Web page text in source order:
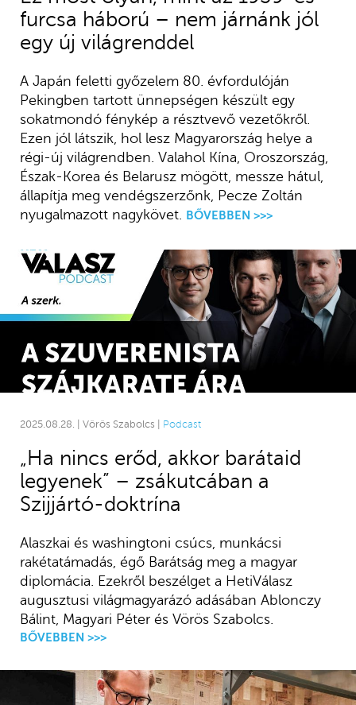
furcsa háború – nem járnánk jól
egy új világrenddel
A Japán feletti győzelem 80. évfordulóján
Pekingben tartott ünnepségen készült egy
sokatmondó fénykép a résztvevő vezetőkről.
Ezen jól látszik, hol lesz Magyarország helye a
régi-új világrendben. Valahol Kína, Oroszország,
Észak-Korea és Belarusz mögött, messze hátul,
állapítja meg vendégszerzőnk, Pecze Zoltán
nyugalmazott nagykövet.
BŐVEBBEN >>>
2025.08.28. | Vörös Szabolcs | Podcast
„Ha nincs erőd, akkor barátaid
legyenek” – zsákutcában a
Szijjártó-doktrína
Alaszkai és washingtoni csúcs, munkácsi
rakétatámadás, égő Barátság meg a magyar
diplomácia. Ezekről beszélget a HetiVálasz
augusztusi világmagyarázó adásában Ablonczy
Bálint, Magyari Péter és Vörös Szabolcs.
BŐVEBBEN >>>